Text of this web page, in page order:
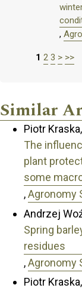
,
1 2 3 > >>
Similar
Piotr
The
plant
some
,Agronomy
Andrzej
Spring
residues
,Agronomy
Piotr